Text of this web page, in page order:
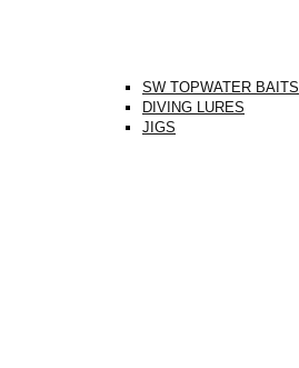
SW TOPWATER BAITS
DIVING LURES
JIGS